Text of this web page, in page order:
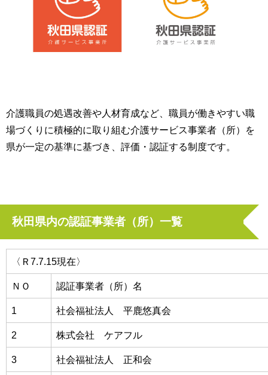
介護職員の処遇改善や人材育成など、職員が働きやすい職
場づくりに積極的に取り組む介護サービス事業者（所）を
県が一定の基準に基づき、評価・認証する制度です。
秋田県内の認証事業者（所）一覧
〈Ｒ7.7.15現在〉
ＮＯ 認証事業者（所）名
1 社会福祉法人 平鹿悠真会
2 株式会社 ケアフル
3 社会福祉法人 正和会